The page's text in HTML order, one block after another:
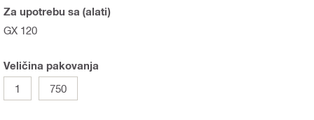
Za upotrebu sa (alati)
GX 120
Veličina pakovanja
1
750